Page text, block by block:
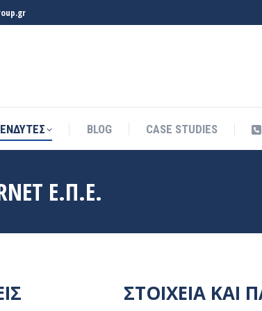
BLOG CASE STUDIES
Ε.Π.Ε.
ΣΤΟΙΧΕΙΑ ΚΑΙ
BLOG CASE STUDIES